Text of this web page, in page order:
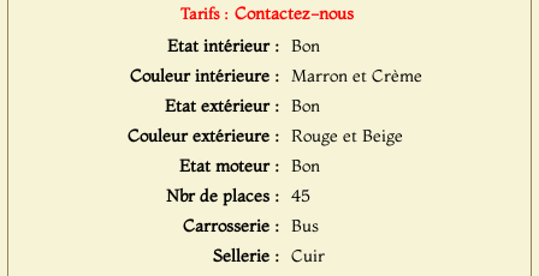
Tarifs : Contactez-nous
Etat intérieur : Bon
Couleur intérieure : Marron et Crème
Etat extérieur : Bon
Couleur extérieure : Rouge et Beige
Etat moteur : Bon
Nbr de places : 45
Carrosserie : Bus
Sellerie : Cuir